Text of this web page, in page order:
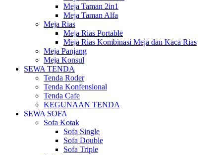
Meja Taman 2in1
Meja Taman Alfa
Meja Rias
Meja Rias Portable
Meja Rias Kombinasi Meja dan Kaca Rias
Meja Panjang
Meja Konsul
SEWA TENDA
Tenda Roder
Tenda Konfensional
Tenda Cafe
KEGUNAAN TENDA
SEWA SOFA
Sofa Kotak
Sofa Single
Sofa Double
Sofa Triple